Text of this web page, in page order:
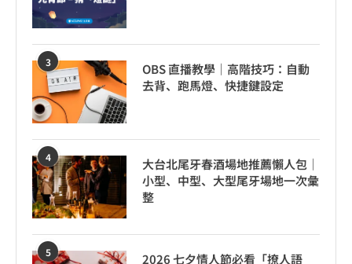
3
OBS 直播教學｜高階技巧：自動
去背、跑馬燈、快捷鍵設定
4
大台北尾牙春酒場地推薦懶人包｜
小型、中型、大型尾牙場地一次彙
整
5 2026 七夕情人節必看「撩人語